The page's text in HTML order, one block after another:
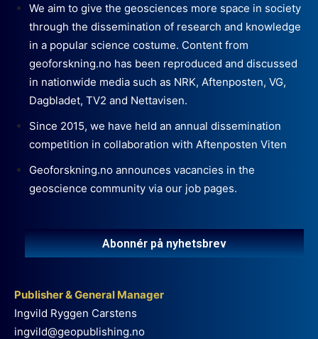
We aim to give the geosciences more space in society
through the dissemination of research and knowledge
in a popular science costume. Content from
geoforskning.no has been reproduced and discussed
in nationwide media such as NRK, Aftenposten, VG,
Dagbladet, TV2 and Nettavisen.
Since 2015, we have held an annual dissemination
competition in collaboration with Aftenposten Viten
Geoforskning.no announces vacancies in the
geoscience community via our job pages.
Abonnér på nyhetsbrev
Publisher & General Manager
Ingvild Ryggen Carstens
ingvild@geopublishing.no